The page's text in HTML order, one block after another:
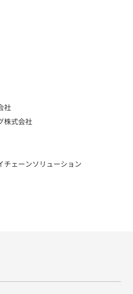
社
株式会社
チェーンソリューション